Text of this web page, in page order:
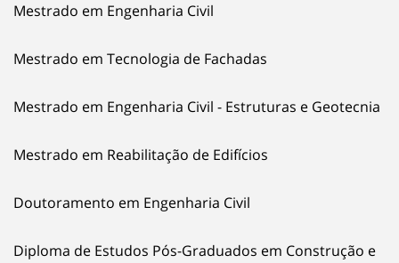
Mestrado em Engenharia Civil
Mestrado em Tecnologia de Fachadas
Mestrado em Engenharia Civil - Estruturas e Geotecnia
Mestrado em Reabilitação de Edifícios
Doutoramento em Engenharia Civil
Diploma de Estudos Pós-Graduados em Construção e